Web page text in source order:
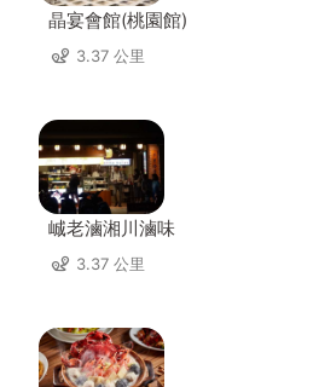
晶宴會館(桃園館)
3.37 公里
峸老滷湘川滷味
3.37 公里